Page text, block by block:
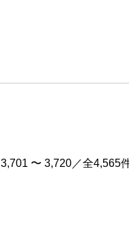
3,701 〜 3,720／全4,565